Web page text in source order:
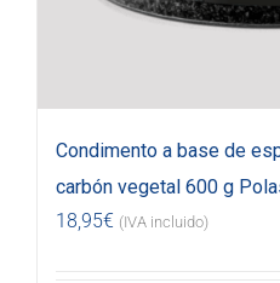
Condimento a base de
carbón vegetal 600 g
18,95€ (IVA incluido)